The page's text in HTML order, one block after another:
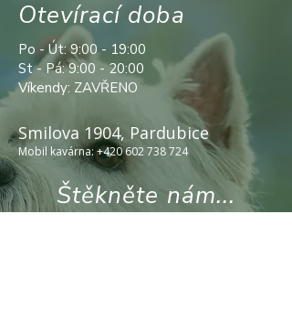
Otevírací doba
Po - Út: 9:00 - 19:00
St - Pá: 9:00 - 20:00
Víkendy: ZAVŘENO
Smilova 1904, Pardubice
Mobil kavárna:+420 602 738 724
Štěkněte nám...